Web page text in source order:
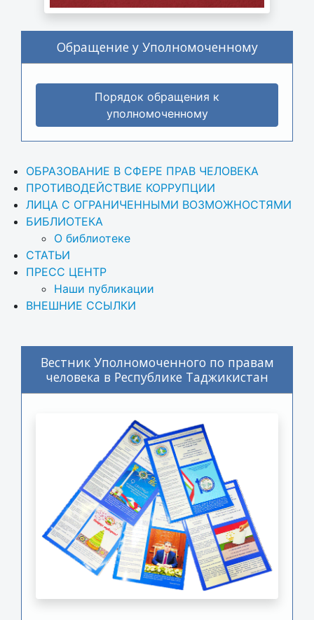
Обращение у Уполномоченному
Порядок обращения к
уполномоченному
ОБРАЗОВАНИЕ В СФЕРЕ ПРАВ ЧЕЛОВЕКА
ПРОТИВОДЕЙСТВИЕ КОРРУПЦИИ
ЛИЦА С ОГРАНИЧЕННЫМИ ВОЗМОЖНОСТЯМИ
БИБЛИОТЕКА
О библиотеке
СТАТЬИ
ПРЕСС ЦЕНТР
Наши публикации
ВНЕШНИЕ ССЫЛКИ
Вестник Уполномоченного по правам
человека в Республике Таджикистан